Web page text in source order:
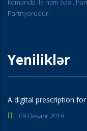
komanda ilə həm özəl,
Partnyorudur.
Yeniliklər
A digital prescription
09 Dekabr 2019